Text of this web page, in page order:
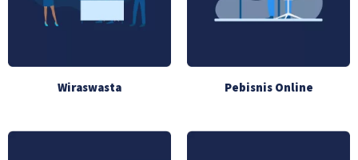
Wiraswasta Pebisnis Online